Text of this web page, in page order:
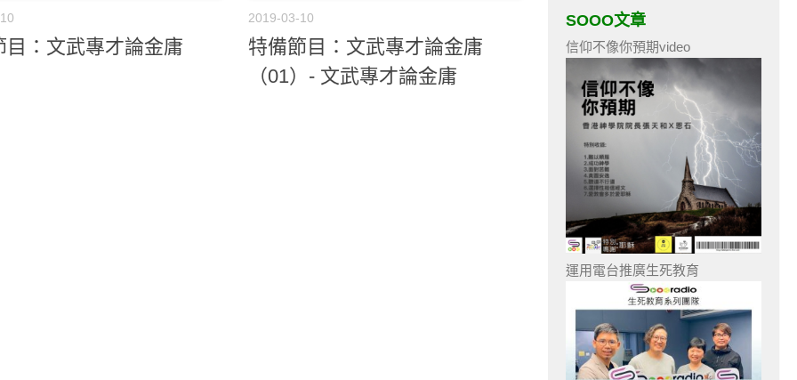
目：文武專才論金庸
2019-03-10
特備節目：文武專才論金庸
（01）- 文武專才論金庸
SOOO文章
信仰不像你預期video
運用電台推廣生死教育